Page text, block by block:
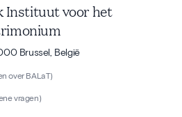
Instituut voor het
Brussel, België
over BALaT)
vragen)